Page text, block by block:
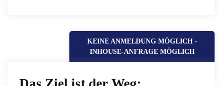
KEINE ANMELDUNG MÖGLICH -
INHOUSE-ANFRAGE MÖGLICH